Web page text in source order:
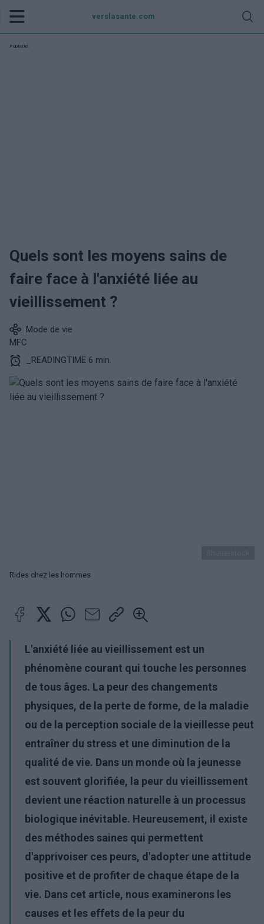
verslasante.com
Publicité:
Quels sont les moyens sains de
faire face à l'anxiété liée au
vieillissement ?
Mode de vie
MFC
_READINGTIME 6 min.
Rides chez les hommes
L'anxiété liée au vieillissement est un
phénomène courant qui touche les personnes
de tous âges. La peur des changements
physiques, de la perte de forme, de la maladie
ou de la perception sociale de la vieillesse peut
entraîner du stress et une diminution de la
qualité de vie. Dans un monde où la jeunesse
est souvent glorifiée, la peur du vieillissement
devient une réaction naturelle à un processus
biologique inévitable. Heureusement, il existe
des méthodes saines qui permettent
d'apprivoiser ces peurs, d'adopter une attitude
positive et de profiter de chaque étape de la
vie. Dans cet article, nous examinerons les
causes et les effets de la peur du